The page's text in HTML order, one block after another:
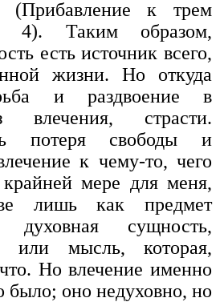
(Прибавление к трем
Таким образом,
есть источник всего,
жизни. Но откуда
и раздвоение в
влечения, страсти.
потеря свободы и
к чему-то, чего
мере для меня,
лишь как предмет
духовная сущность,
или мысль, которая,
Но влечение именно
было; оно недуховно, но